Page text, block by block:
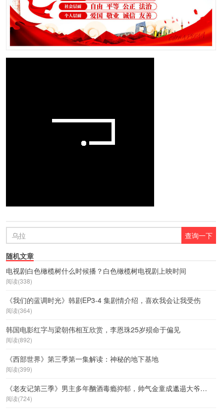
随机文章
电视剧白色橄榄树什么时候播？白色橄榄树电视剧上映时间
阅读(338)
《我们的蓝调时光》韩剧EP3-4 集剧情介绍，喜欢我会让我受伤
阅读(364)
韩国电影红字与梁朝伟相互欣赏，李恩珠25岁殒命于偏见
阅读(892)
《西部世界》第三季第一集解读：神秘的地下基地
阅读(399)
《老友记第三季》男主多年酗酒毒瘾抑郁，帅气金童成邋遢大爷…
阅读(724)